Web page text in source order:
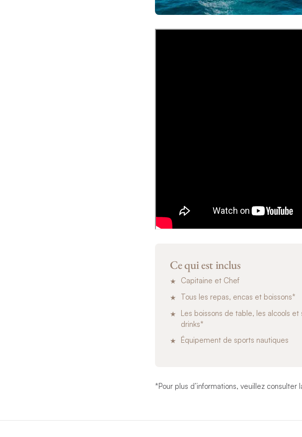
Ce qui est inclus
Capitaine et Chef
Tous les repas, encas et boissons*
Les boissons de table, les alcools et
drinks*
Équipement de sports nautiques
*Pour plus d’informations, veuillez